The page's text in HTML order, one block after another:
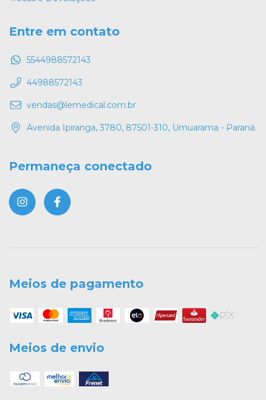
Entre em contato
5544988572143
44988572143
vendas@lemedical.com.br
Avenida Ipiranga, 3780, 87501-310, Umuarama - Paraná.
Permaneça conectado
Meios de pagamento
Meios de envio